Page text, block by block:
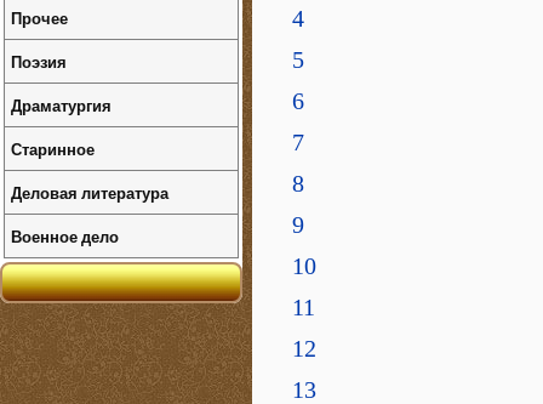
4
5
6
7
8
9
10
11
12
13
Прочее
Поэзия
Драматургия
Старинное
Деловая литература
Военное дело